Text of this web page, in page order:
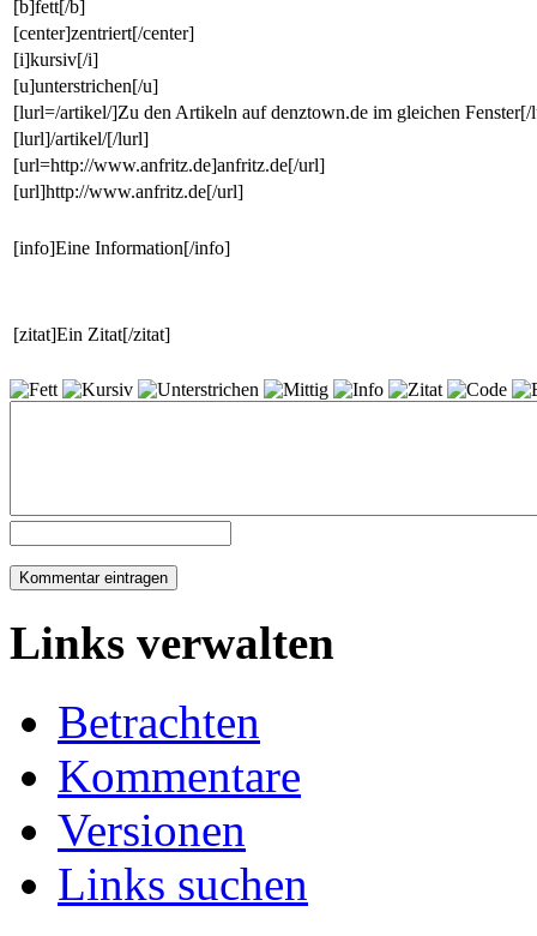
[b]fett[/b]
[center]zentriert[/center]
[i]kursiv[/i]
[u]unterstrichen[/u]
[lurl=/artikel/]Zu den Artikeln auf denztown.de im gleichen
[lurl]/artikel/[/lurl]
[url=http://www.anfritz.de]anfritz.de[/url]
[url]http://www.anfritz.de[/url]
[info]Eine Information[/info]
[zitat]Ein Zitat[/zitat]
Links verwalten
Betrachten
Kommentare
Versionen
Links suchen